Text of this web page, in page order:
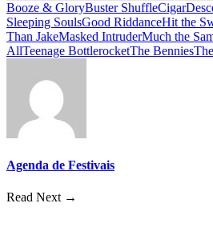
Booze & GloryBuster ShuffleCigar
Sleeping SoulsGood RiddanceHit the
Than JakeMasked IntruderMuch the
AllTeenage BottlerocketThe Bennies
Agenda de Festivais
Read Next →